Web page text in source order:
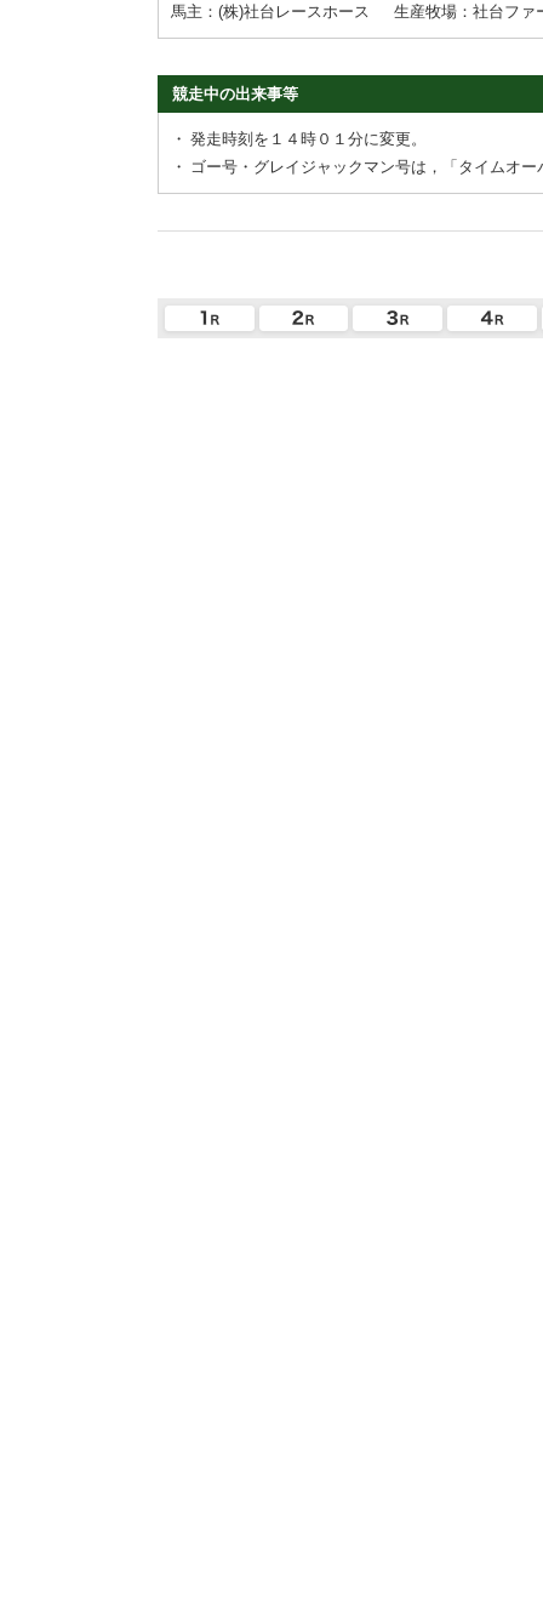
馬主：(株)社台レースホース
生産牧場：社台ファ
競走中の出来事等
・ 発走時刻を１４時０１分に変更。
・
ゴー号・グレイジャックマン号は，「タイムオ